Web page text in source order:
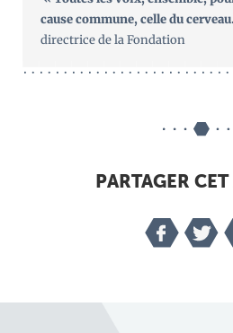
cause commune, celle du
directrice de la Fondation
PARTAGER